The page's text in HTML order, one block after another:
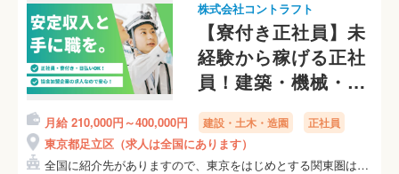
株式会社コントラフト
【寮付き正社員】未
経験から稼げる正社
員！建築・機械・保
守・施工管理など希
望に合う仕事を紹介
します！
月給 210,000円～400,000円 建設・土木・造園 正社員
東京都足立区（求人は全国にあります）
全国に紹介先がありますので、東京をはじめとする関東圏はも